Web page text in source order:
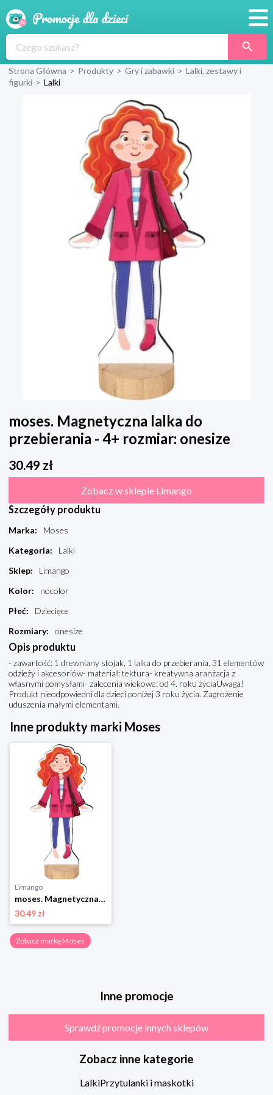
Produkty
Sklepy
Blog
Wyprawka
Strona Główna > Produkty > Gry i zabawki > Lalki, zestawy i
figurki > Lalki
moses. Magnetyczna lalka do
przebierania - 4+ rozmiar: onesize
30.49 zł
Zobacz w sklepie Limango
Szczegóły produktu
Marka:
Moses
Kategoria:
Lalki
Sklep:
Limango
Kolor:
nocolor
Płeć:
Dziecięce
Rozmiary: onesize
Opis produktu
- zawartość: 1 drewniany stojak, 1 lalka do przebierania, 31 elementów
odzieży i akcesoriów- materiał: tektura- kreatywna aranżacja z
własnymi pomysłami- zalecenia wiekowe: od 4. roku życiaUwaga!
Produkt nieodpowiedni dla dzieci poniżej 3 roku życia. Zagrożenie
uduszenia małymi elementami.
Inne produkty marki Moses
Limango
moses. Magnetyczna lalka do przebierania - 4+ rozmiar: onesize
30.49 zł
Zobacz markę Moses
Inne promocje
Sprawdź promocje innych sklepów
Zobacz inne kategorie
LalkiPrzytulanki i maskotki